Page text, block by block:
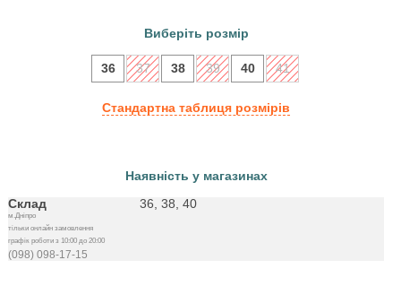
Виберіть розмір
36 37 38 39 40 41
Стандартна таблиця розмірів
Наявність у магазинах
Склад
м.Дніпро
тільки онлайн замовлення
графік роботи з 10:00 до 20:00
(098) 098-17-15
36, 38, 40